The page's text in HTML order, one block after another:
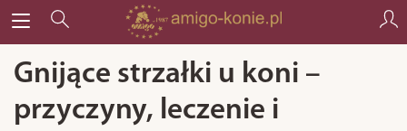
Gnijące strzałki u koni –
przyczyny, leczenie i